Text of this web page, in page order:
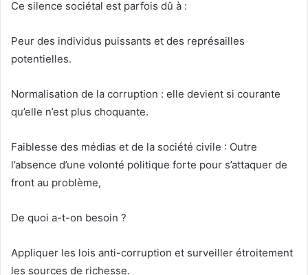
Ce silence sociétal est parfois dû à :
Peur des individus puissants et des représailles
potentielles.
Normalisation de la corruption : elle devient si courante
qu’elle n’est plus choquante.
Faiblesse des médias et de la société civile : Outre
l’absence d’une volonté politique forte pour s’attaquer de
front au problème,
De quoi a-t-on besoin ?
Appliquer les lois anti-corruption et surveiller étroitement
les sources de richesse.